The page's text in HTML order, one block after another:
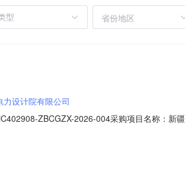
省份地区
设计院有限公司
ZBCGZX-2026-004采购项目名称：新
概况：新疆锦龙神雾煤电机组改造项目热网加